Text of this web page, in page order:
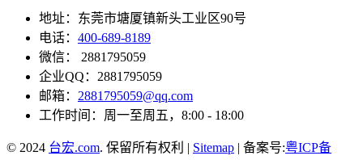
地址：东莞市塘厦镇新头工业区90号
电话： 400-689-8189
微信： 2881795059
企业QQ：2881795059
邮箱： 2881795059@qq.com
工作时间：周一至周五，8:00 - 18:00
© 2024 台宏.com. 保留所有权利 | Sitemap | 备案号:粤ICP备